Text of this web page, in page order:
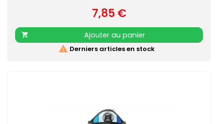
davantage de confort Nylon ultra-résistant Boucle laquée
noire Couleur acidulée qui soulignera tout type de pelage.
Existe aussi en turquoise, vert, orange, noir, mauve, gris,
rose et beige
Prix
7,85 €

Ajouter au panier
 Derniers articles en stock